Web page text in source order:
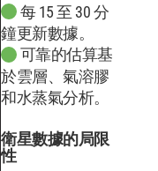
每 15 至 30 分
鐘更新數據。
可靠的估算基
於雲層、氣溶膠
和水蒸氣分析。
衛星數據的局限
性